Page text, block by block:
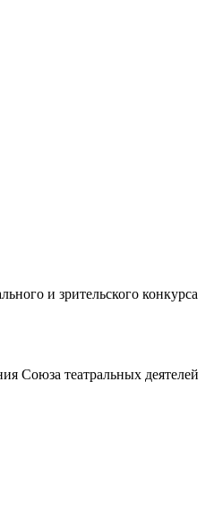
и зрительского конкурса
Союза театральных деятелей